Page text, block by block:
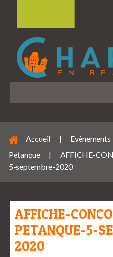
Accueil | Evènements
Pétanque
|
AFFICHE-
5-septembre-2020
AFFICHE-
PETANQUE-5-
2020